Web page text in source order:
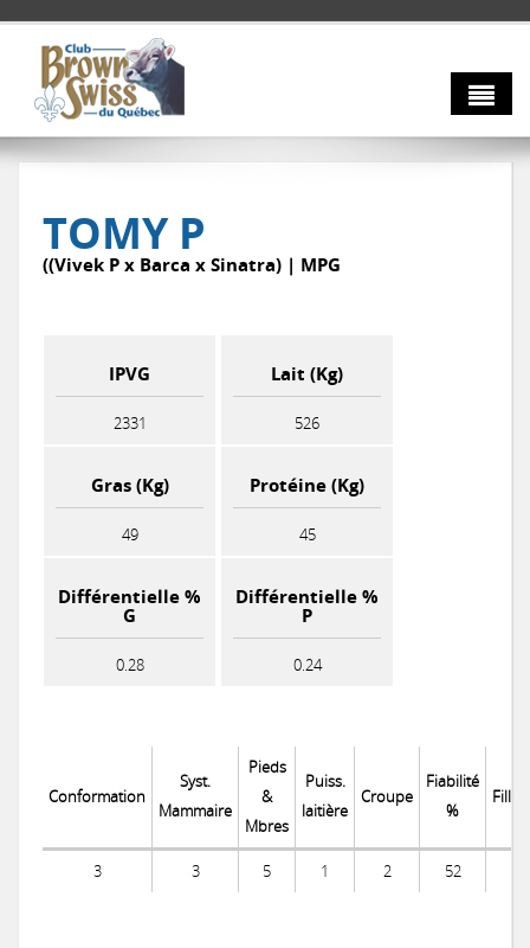
À propos
Info-Brune
Nos membres
Nous joindre
TOMY P
((Vivek P x Barca x Sinatra) | MPG
IPVG
2331
Lait (Kg)
526
Gras (Kg)
49
Protéine (Kg)
45
Différentielle %
G
0.28
Différentielle %
P
0.24
Conformation
Syst.
Mammaire
Pieds
&
Mbres
Puiss.
laitière
Croupe
Fiabilité
%
Filles
3 3 5 1 2 52